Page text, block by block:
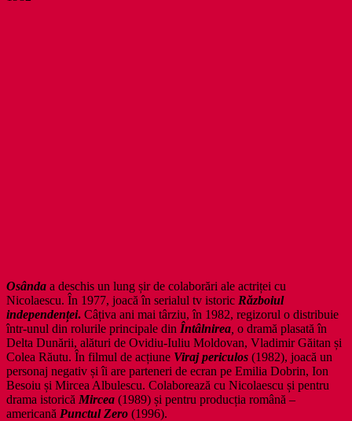
Osânda a deschis un lung șir de colaborări ale actriței cu
Nicolaescu. În 1977, joacă în serialul tv istoric Războiul
independenței. Câțiva ani mai târziu, în 1982, regizorul o distribuie
într-unul din rolurile principale din Întâlnirea o dramă plasată în
Delta Dunării, alături de Ovidiu-Iuliu Moldovan, Vladimir Găitan și
Colea Răutu. În filmul de acțiune Viraj periculos (1982), joacă un
personaj negativ și îi are parteneri de ecran pe Emilia Dobrin, Ion
Besoiu și Mircea Albulescu. Colaborează cu Nicolaescu și pentru
drama istorică Mircea (1989) și pentru producția română –
americană Punctul Zero (1996).